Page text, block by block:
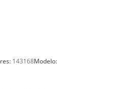
143168Modelo: